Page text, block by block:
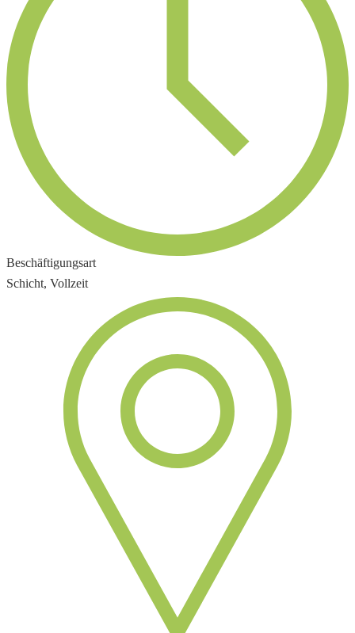
Beschäftigungsart
Schicht, Vollzeit